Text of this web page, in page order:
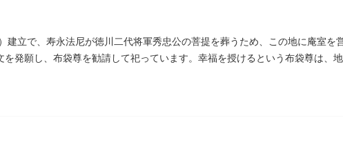
建立で、寿永法尼が徳川二代将軍秀忠公の菩提を葬うため、この地に庵室を
発願し、布袋尊を勧請して祀っています。幸福を授けるという布袋尊は、